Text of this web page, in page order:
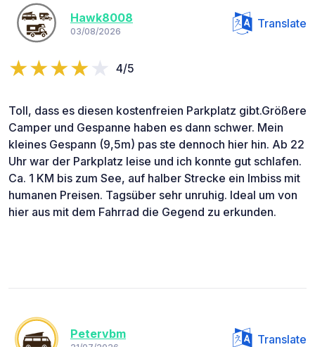
Hawk8008
03/08/2026
Translate
4/5
Toll, dass es diesen kostenfreien Parkplatz gibt.Größere
Camper und Gespanne haben es dann schwer. Mein
kleines Gespann (9,5m) pas ste dennoch hier hin. Ab 22
Uhr war der Parkplatz leise und ich konnte gut schlafen.
Ca. 1 KM bis zum See, auf halber Strecke ein Imbiss mit
humanen Preisen. Tagsüber sehr unruhig. Ideal um von
hier aus mit dem Fahrrad die Gegend zu erkunden.
Petervbm Translate